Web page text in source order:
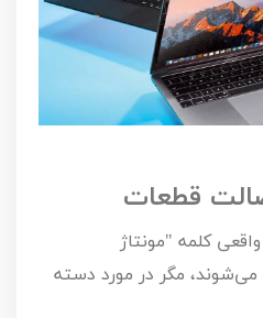
قطعات
کلمه "مونتاژ
می‌شوند، مگر در مورد دسته